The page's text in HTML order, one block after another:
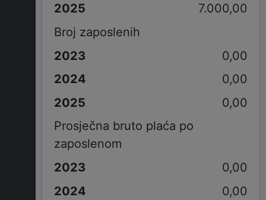
7.000,00
Broj zaposlenih
0,00
0,00
0,00
Prosječna bruto plaća po
zaposlenom
0,00
0,00